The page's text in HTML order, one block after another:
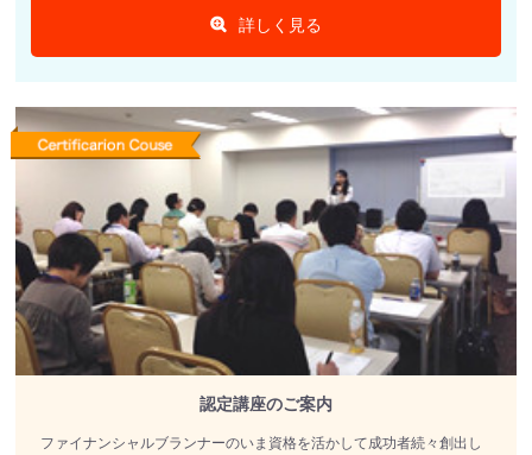
詳しく見る
認定講座のご案内
ファイナンシャルブランナーのいま資格を活かして成功者続々創出し